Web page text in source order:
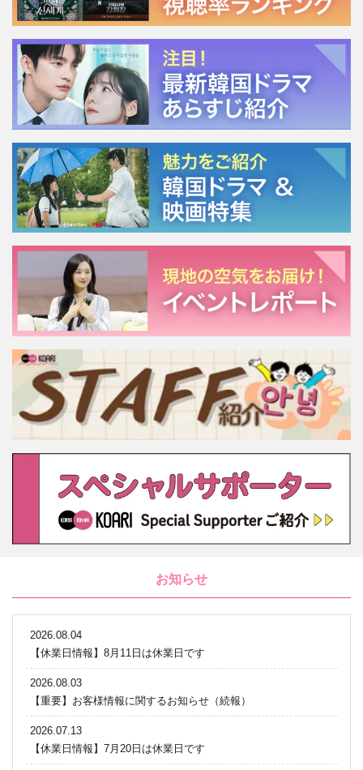
お知らせ
2026.08.04
【休業日情報】8月11日は休業日です
2026.08.03
【重要】お客様情報に関するお知らせ（続報）
2026.07.13
【休業日情報】7月20日は休業日です